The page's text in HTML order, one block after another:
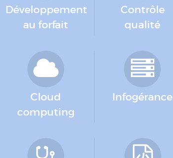
Développement
au forfait
Contrôle
qualité
Cloud
computing
Infogérance